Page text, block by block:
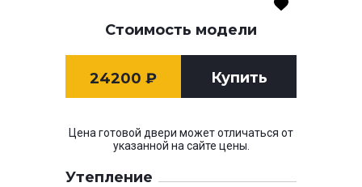
Стоимость модели
24200 ₽ Купить
Цена готовой двери может отличаться от
указанной на сайте цены.
Утепление